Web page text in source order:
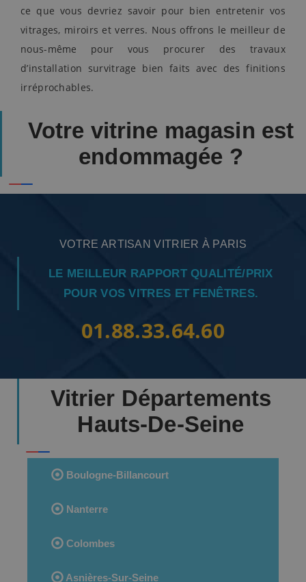
ce que vous devriez savoir pour bien entretenir vos
vitrages, miroirs et verres. Nous offrons le meilleur de
nous-même pour vous procurer des travaux
d’installation survitrage bien faits avec des finitions
irréprochables.
Votre vitrine magasin est
endommagée ?
VOTRE ARTISAN VITRIER À PARIS
LE MEILLEUR RAPPORT QUALITÉ/PRIX
POUR VOS VITRES ET FENÊTRES.
01.88.33.64.60
Vitrier Départements
Hauts-De-Seine
Boulogne-Billancourt
Nanterre
Colombes
Asnières-Sur-Seine